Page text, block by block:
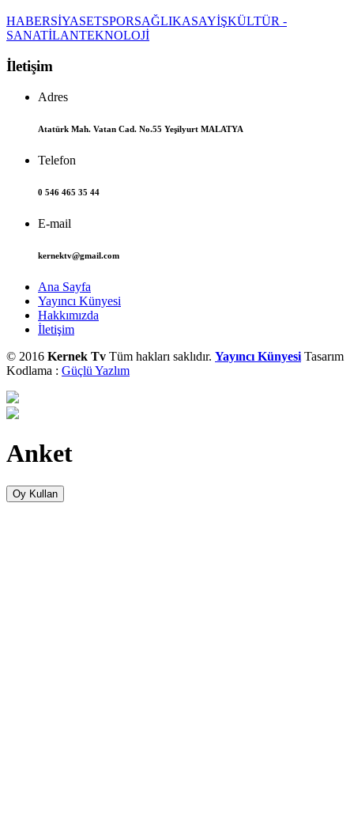
HABERSİYASETSPORSAĞLIKASAYİŞKÜLTÜR -
SANATİLANTEKNOLOJİ
İletişim
Adres
Atatürk Mah. Vatan Cad. No.55 Yeşilyurt MALATYA
Telefon
0 546 465 35 44
E-mail
kernektv@gmail.com
Ana Sayfa
Yayıncı Künyesi
Hakkımızda
İletişim
© 2016 Kernek Tv Tüm hakları saklıdır. Yayıncı Künyesi Tasarım
Kodlama : Güçlü Yazlım
Anket